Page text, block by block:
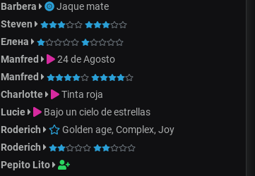
Barbera Jaque mate
Steven
Елена
Manfred 24 de Agosto
Manfred
Charlotte Tinta roja
Lucie Bajo un cielo de estrellas
Roderich Golden age, Complex, Joy
Roderich
Pepito Lito